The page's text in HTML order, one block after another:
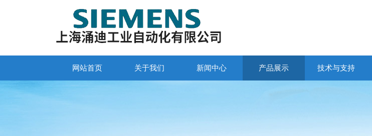
网站首页 关于我们 新闻中心 产品展示 技术与支持